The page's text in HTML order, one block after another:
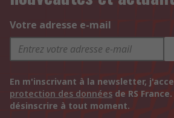
Votre adresse e-mail
En m'inscrivant à la newsletter,
protection des données de RS
désinscrire à tout moment.